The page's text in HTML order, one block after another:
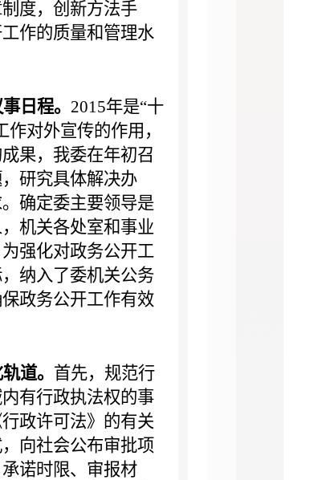
度，创新方法手
作的质量和管理水
日程。 2015年是“十
对外宣传的作用，
果，我委在年初召
研究具体解决办
确定委主要领导是
机关各处室和事业
强化对政务公开工
纳入了委机关公务
政务公开工作有效
道。 首先，规范行
有行政执法权的事
政许可法》的有关
向社会公布审批项
诺时限、审报材